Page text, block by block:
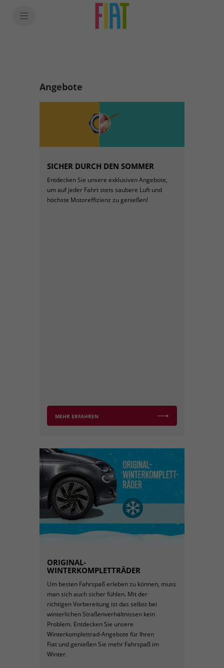
Angebote
SICHER DURCH DEN SOMMER
Entdecken Sie unsere exklusiven Angebote,
um auf jeder Fahrt stets saubere Luft und
höchste Motoreffizienz zu genießen!
MEHR ERFAHREN
ORIGINAL-
WINTERKOMPLETTRÄDER​
Um besten Fahrspaß erleben zu können, muss
man sich auch sicher fühlen. Mit der
richtigen Vorbereitung ist das selbst bei
winterlichen Straßenverhältnissen kein
Problem. Entdecken Sie unsere
Winterkomplettrad-Angebote für Ihren
Fiat und genießen Sie mehr Fahrspaß im
Winter.